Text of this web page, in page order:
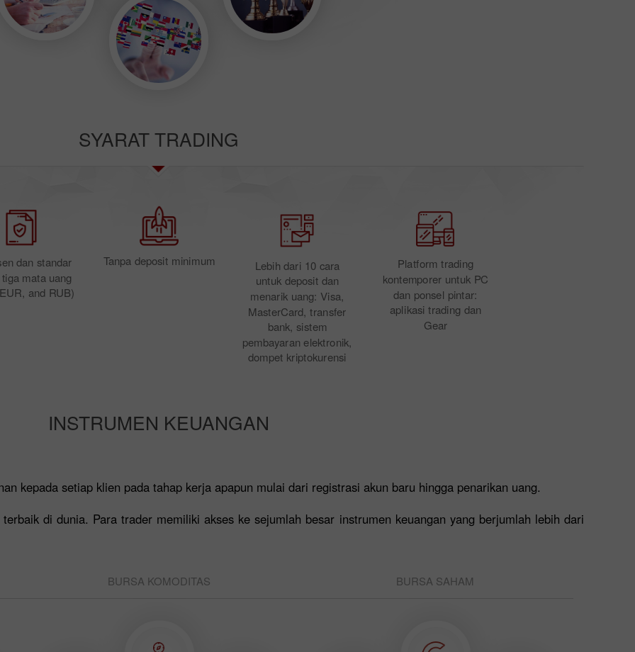
SYARAT TRADING
dan standar
mata uang
and RUB)
Tanpa deposit minimum
Lebih dari 10 cara
untuk deposit dan
menarik uang: Visa,
MasterCard, transfer
bank, sistem
pembayaran elektronik,
dompet kriptokurensi
Platform trading
kontemporer untuk PC
dan ponsel pintar:
aplikasi trading dan
Gear
INSTRUMEN KEUANGAN
kepada setiap klien pada tahap kerja apapun mulai dari registrasi akun baru hingga penarikan uang.
di dunia. Para trader memiliki akses ke sejumlah besar instrumen keuangan yang berjumlah lebih dari
BURSA KOMODITAS BURSA SAHAM